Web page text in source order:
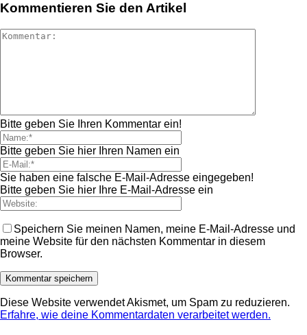
Kommentieren Sie den Artikel
Bitte geben Sie Ihren Kommentar ein!
Bitte geben Sie hier Ihren Namen ein
Sie haben eine falsche E-Mail-Adresse eingegeben!
Bitte geben Sie hier Ihre E-Mail-Adresse ein
Speichern Sie meinen Namen, meine E-Mail-Adresse und
meine Website für den nächsten Kommentar in diesem
Browser.
Diese Website verwendet Akismet, um Spam zu reduzieren.
Erfahre, wie deine Kommentardaten verarbeitet werden.